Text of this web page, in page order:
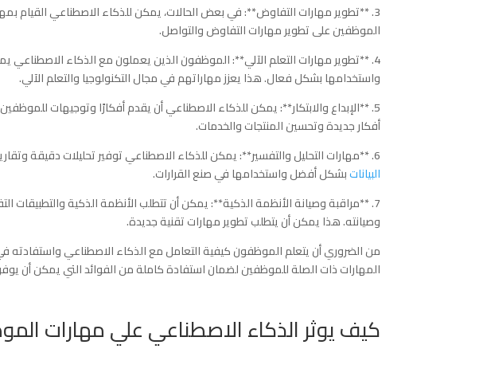
3. **تطوير مهارات التفاوض**: في بعض الحالات، يمكن للذكاء الاصطناعي القيام
الموظفين على تطوير مهارات التفاوض والتواصل.
4. **تطوير مهارات التعلم الآلي**: الموظفون الذين يعملون مع الذكاء الاصطناعي
واستخدامها بشكل فعال. هذا يعزز مهاراتهم في مجال التكنولوجيا والتعلم الآلي.
5. **الإبداع والابتكار**: يمكن للذكاء الاصطناعي أن يقدم أفكارًا وتوجيهات
أفكار جديدة وتحسين المنتجات والخدمات.
6. **مهارات التحليل والتفسير**: يمكن للذكاء الاصطناعي توفير تحليلات دقيقة وتقارير تفسيرية للبيانات. هذا
البياناتبشكل أفضل واستخدامها في صنع القرارات.
7. **مراقبة وصيانة الأنظمة الذكية**: يمكن أن تتطلب الأنظمة الذكية والتطبيقات
وصيانته. هذا يمكن أن يتطلب تطوير مهارات تقنية جديدة.
من الضروري أن يتعلم الموظفون كيفية التعامل مع الذكاء الاصطناعي واستفادته
المهارات ذات الصلة للموظفين لضمان استفادة كاملة من الفوائد التي يمكن أن
كيف يوثر الذكاء الاصطناعي علي مهارات